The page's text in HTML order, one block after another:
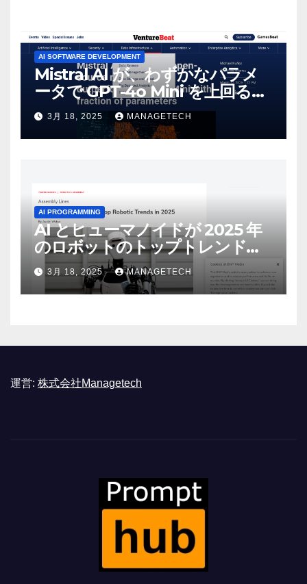
AI SOFTWARE DEVELOPMENT
Mistral AI が、わずかなパラメ
ータで GPT-4o Mini を上回る新
しいオープンソース モデルをリ
リース | VentureBeat
3月 18, 2025 MANAGETECH
AI PROGRAMMING
AI とヒューマノイドが 2025 年
のロボットのトップトレンドに |
ASSEMBLY
3月 18, 2025 MANAGETECH
運営: 株式会社Managetech